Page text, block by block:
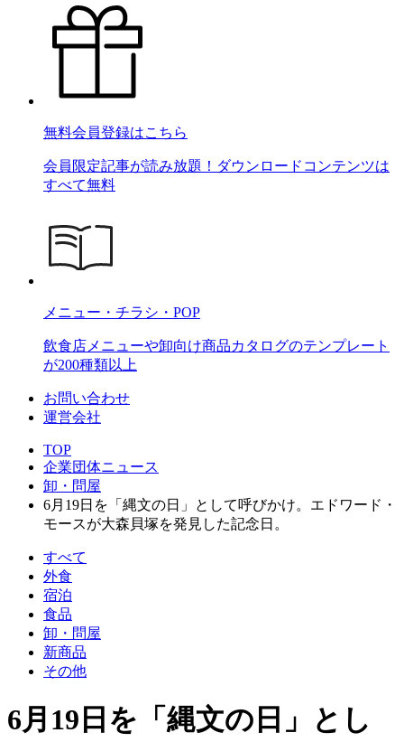
無料会員登録はこちら
会員限定記事が読み放題！ダウンロードコンテンツは
すべて無料
メニュー・チラシ・POP
飲食店メニューや卸向け商品カタログのテンプレート
が200種類以上
お問い合わせ
運営会社
TOP
企業団体ニュース
卸・問屋
6月19日を「縄文の日」として呼びかけ。エドワード・
モースが大森貝塚を発見した記念日。
すべて
外食
宿泊
食品
卸・問屋
新商品
その他
6月19日を「縄文の日」とし